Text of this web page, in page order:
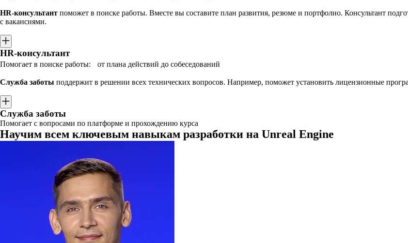
HR-консультант поможет в поиске работы. Вместе вы составите план развития, резюме и портфолио. Консультант
с вакансиями.
HR-консультант
Помогает в поиске работы: от плана действий до собеседований
Служба заботы поддержит в решении всех технических вопросов. Например, поможет установить лицензионные
Служба заботы
Помогает с вопросами по платформе и прохождению курса
Научим всем ключевым навыкам разработки на Unreal Engine